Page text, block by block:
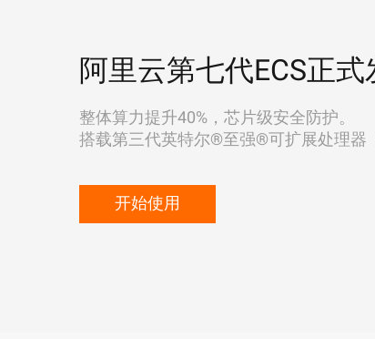
阿里云第七代ECS正式
整体算力提升40%，芯片级安全防护。
搭载第三代英特尔®至强®可扩展处理器
开始使用